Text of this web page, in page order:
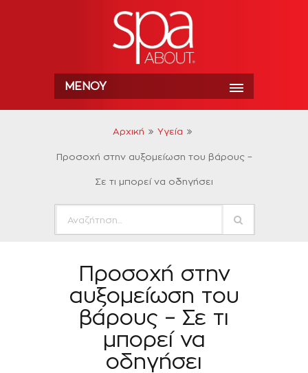
ΜΕΝΟΎ
Αρχική Υγεία
Προσοχή στην αυξομείωση του βάρους –
Σε τι μπορεί να οδηγήσει
Προσοχή στην
αυξομείωση του
βάρους – Σε τι
μπορεί να
οδηγήσει